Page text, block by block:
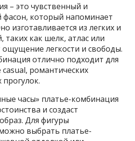
– это чувственный и
который напоминает
изготавливается из легких и
таких как шелк, атлас или
ощущение легкости и свободы.
отлично подходит для
романтических
часы» платье-комбинация
и создаст
Для фигуры
выбрать платье-